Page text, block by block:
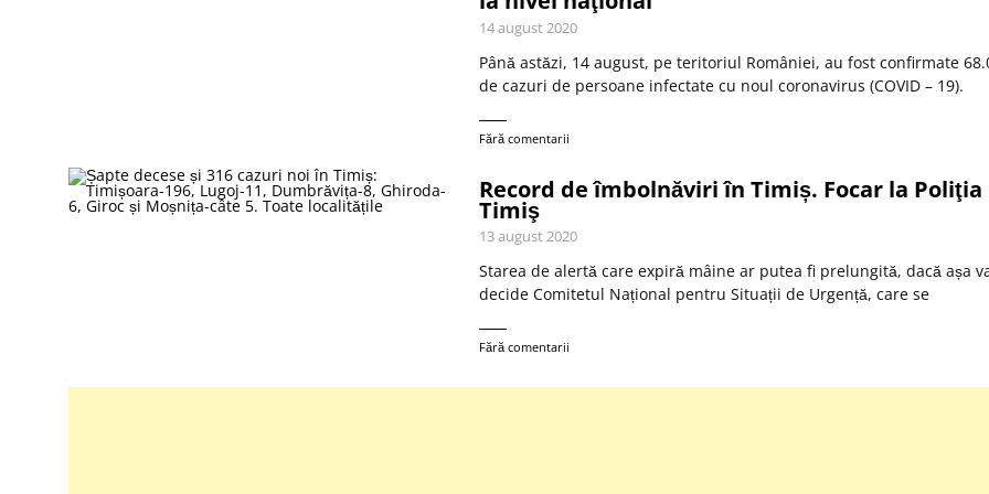
14 august 2020
Până astăzi, 14 august, pe teritoriul României, au fost confirmate
de cazuri de persoane infectate cu noul coronavirus (COVID – 19).
Fără comentarii
Record de îmbolnăviri în Timiș. Focar la Poliţia
Timiş
13 august 2020
Starea de alertă care expiră mâine ar putea fi prelungită, dacă așa
decide Comitetul Național pentru Situații de Urgență, care se
Fără comentarii